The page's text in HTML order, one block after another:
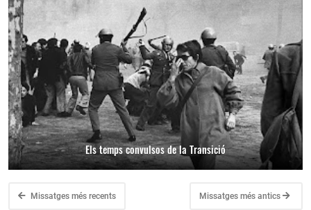
Els temps convulsos de la Transició
Missatges més recents Missatges més antics